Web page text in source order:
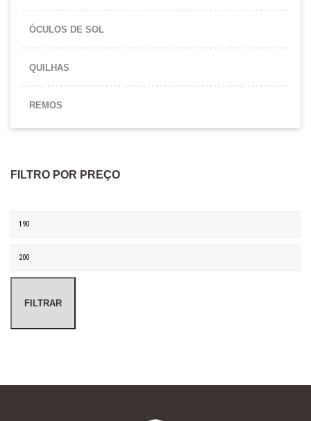
ÓCULOS DE SOL
QUILHAS
REMOS
FILTRO POR PREÇO
Preço mínimo
FILTRAR